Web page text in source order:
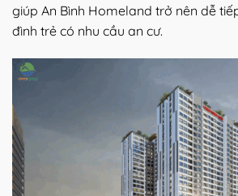
giúp An Bình Homeland trở nên dễ
đình trẻ có nhu cầu an cư.